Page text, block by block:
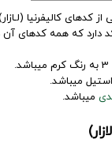
میباشد.
میباشد.